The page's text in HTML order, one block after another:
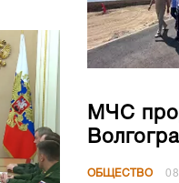
МЧС
ОБЩЕСТВО